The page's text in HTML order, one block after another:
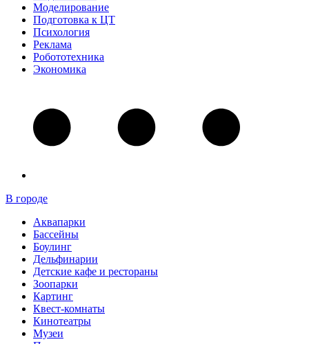
Моделирование
Подготовка к ЦТ
Психология
Реклама
Робототехника
Экономика
В городе
Аквапарки
Бассейны
Боулинг
Дельфинарии
Детские кафе и рестораны
Зоопарки
Картинг
Квест-комнаты
Кинотеатры
Музеи